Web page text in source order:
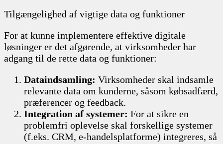
Tilgængelighed af vigtige data og funktioner
For at kunne implementere effektive digitale
løsninger er det afgørende, at virksomheder har
adgang til de rette data og funktioner:
Dataindsamling: Virksomheder skal indsamle
relevante data om kunderne, såsom købsadfærd,
præferencer og feedback.
Integration af systemer: For at sikre en
problemfri oplevelse skal forskellige systemer
(f.eks. CRM, e-handelsplatforme) integreres, så